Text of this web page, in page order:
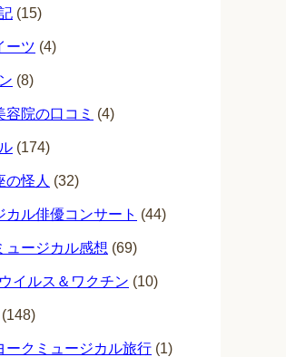
(15)
ーツ (4)
(8)
容院の口コミ (4)
(174)
の怪人 (32)
カル俳優コンサート (44)
ュージカル感想 (69)
イルス＆ワクチン (10)
(148)
ークミュージカル旅行 (1)